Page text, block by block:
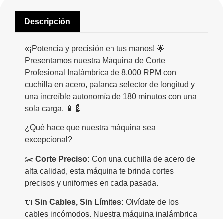
Descripción
«¡Potencia y precisión en tus manos! 🌟
Presentamos nuestra Máquina de Corte
Profesional Inalámbrica de 8,000 RPM con
cuchilla en acero, palanca selector de longitud y
una increíble autonomía de 180 minutos con una
sola carga. 🔋💈
¿Qué hace que nuestra máquina sea
excepcional?
✂️ Corte Preciso: Con una cuchilla de acero de
alta calidad, esta máquina te brinda cortes
precisos y uniformes en cada pasada.
🔌 Sin Cables, Sin Límites: Olvídate de los
cables incómodos. Nuestra máquina inalámbrica